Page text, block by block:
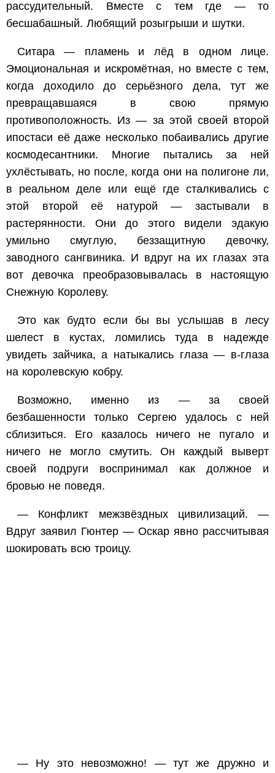
рассудительный. Вместе с тем где — то
бесшабашный. Любящий розыгрыши и шутки.
Ситара — пламень и лёд в одном лице.
Эмоциональная и искромётная, но вместе с тем,
когда доходило до серьёзного дела, тут же
превращавшаяся в свою прямую
противоположность. Из — за этой своей второй
ипостаси её даже несколько побаивались другие
космодесантники. Многие пытались за ней
ухлёстывать, но после, когда они на полигоне ли,
в реальном деле или ещё где сталкивались с
этой второй её натурой — застывали в
растерянности. Они до этого видели эдакую
умильно смуглую, беззащитную девочку,
заводного сангвиника. И вдруг на их глазах эта
вот девочка преобразовывалась в настоящую
Снежную Королеву.
Это как будто если бы вы услышав в лесу
шелест в кустах, ломились туда в надежде
увидеть зайчика, а натыкались глаза — в-глаза
на королевскую кобру.
Возможно, именно из — за своей
безбашенности только Сергею удалось с ней
сблизиться. Его казалось ничего не пугало и
ничего не могло смутить. Он каждый выверт
своей подруги воспринимал как должное и
бровью не поведя.
— Конфликт межзвёздных цивилизаций. —
Вдруг заявил Гюнтер — Оскар явно рассчитывая
шокировать всю троицу.
— Ну это невозможно! — тут же дружно и